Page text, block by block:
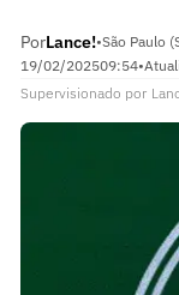
PorLance!•São Paulo
19/02/202509:54•
Supervisionado por